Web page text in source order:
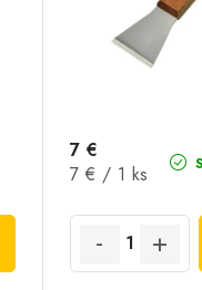
7 €
Jednotková
7 € / 1 ks